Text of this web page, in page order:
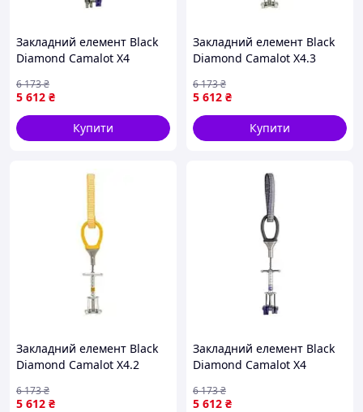
Закладний елемент Black
Diamond Camalot X4
5 612 ₴
6 173₴
Купити
Закладний елемент Black
Diamond Camalot X4.3
5 612 ₴
6 173₴
Купити
Закладний елемент Black
Diamond Camalot X4.2
5 612 ₴
6 173₴
Закладний елемент Black
Diamond Camalot X4
5 612 ₴
6 173₴